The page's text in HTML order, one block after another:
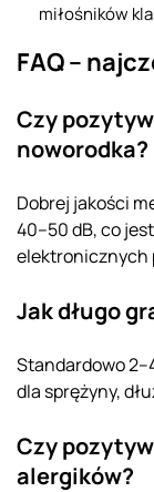
miłośników
FAQ –
Czy
noworodka?
Dobrej jakości
40–50 dB, co
elektronicznych
Jak długo
Standardowo
dla sprężyny,
Czy
alergików?